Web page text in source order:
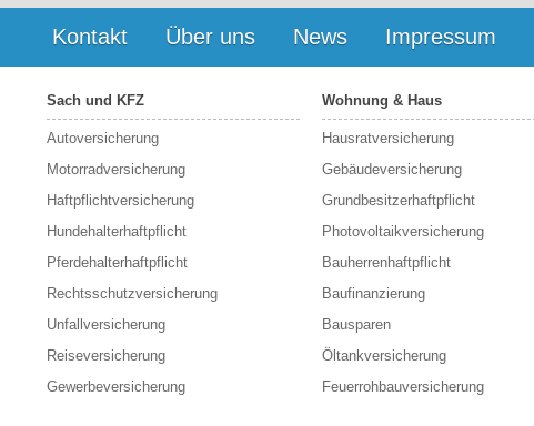
Kontakt Über uns News Impressum
Sach und KFZ
Autoversicherung
Motorradversicherung
Haftpflichtversicherung
Hundehalterhaftpflicht
Pferdehalterhaftpflicht
Rechtsschutzversicherung
Unfallversicherung
Reiseversicherung
Gewerbeversicherung
Wohnung & Haus
Hausratversicherung
Gebäudeversicherung
Grundbesitzerhaftpflicht
Photovoltaikversicherung
Bauherrenhaftpflicht
Baufinanzierung
Bausparen
Öltankversicherung
Feuerrohbauversicherung